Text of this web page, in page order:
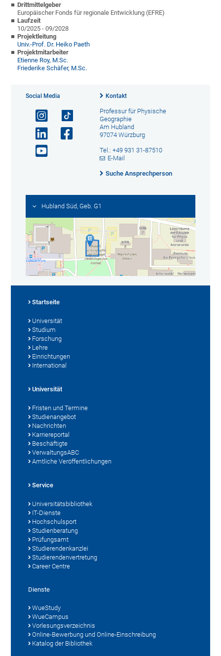
Drittmittelgeber
Europäischer Fonds für regionale Entwicklung (EFRE)
Laufzeit
10/2025 - 09/2028
Projektleitung
Univ.-Prof. Dr. Heiko Paeth
Projektmitarbeiter
Etienne Roy, M.Sc.
Friederike Schäfer, M.Sc.
Social Media Kontakt
Professur für Physische
Geographie
Am Hubland
97074 Würzburg
Tel.: +49 931 31-87510
E-Mail
Suche Ansprechperson
Hubland Süd, Geb. G1
Startseite
Universität
Studium
Forschung
Lehre
Einrichtungen
International
Universität
Fristen und Termine
Studienangebot
Nachrichten
Karriereportal
Beschäftigte
VerwaltungsABC
Amtliche Veröffentlichungen
Service
Universitätsbibliothek
IT-Dienste
Hochschulsport
Studienberatung
Prüfungsamt
Studierendenkanzlei
Studierendenvertretung
Career Centre
Dienste
WueStudy
WueCampus
Vorlesungsverzeichnis
Online-Bewerbung und Online-Einschreibung
Katalog der Bibliothek